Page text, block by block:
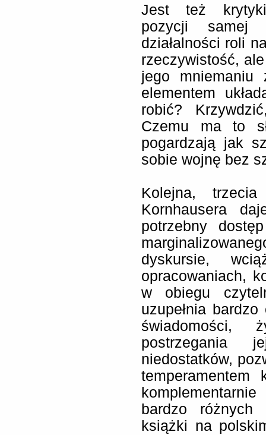
Jest też
pozycji samej
działalności roli
rzeczywistość,
jego mniemaniu
elementem
robić?
Czemu ma to
pogardzają jak
sobie wojnę bez
Kolejna,
Kornhausera
potrzebny
dyskursie,
opracowaniach,
w obiegu
uzupełnia
świadomości,
postrzegania
niedostatków,
temperamentem
bardzo różnych
książki na